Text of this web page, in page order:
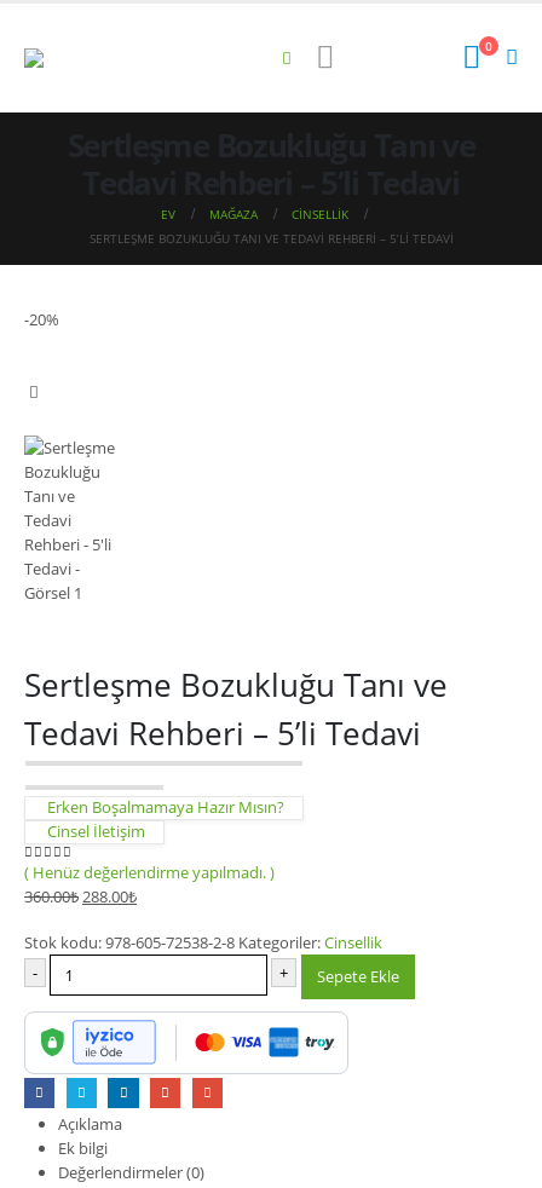
0
EV MAĞAZA
CINSELLIK
SERTLEŞME BOZUKLUĞU TANI VE TEDAVI REHBERI – 5’LI TEDAVI
-20%
Sertleşme Bozukluğu Tanı ve
Tedavi Rehberi – 5’li Tedavi
Erken Boşalmamaya Hazır Mısın?
Cinsel İletişim
0 out of 5
( Henüz değerlendirme yapılmadı. )
360.00₺288.00₺
Stok kodu:978-605-72538-2-8 Kategoriler:Cinsellik
-
+ Sepete Ekle
Açıklama
Ek bilgi
Değerlendirmeler (0)